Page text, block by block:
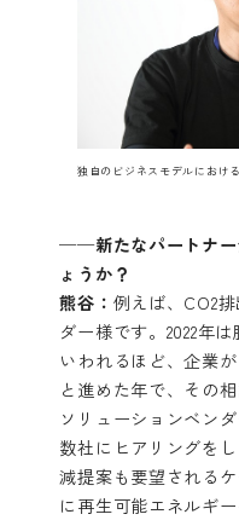
独自のビジネスモデルにおけ
──新たなパートナー
ょうか？
熊谷： 例えば、CO2
ダー様です。2022年
いわれるほど、企業
と進めた年で、その
ソリューションベン
数社にヒアリングを
減提案も要望される
に再生可能エネルギ